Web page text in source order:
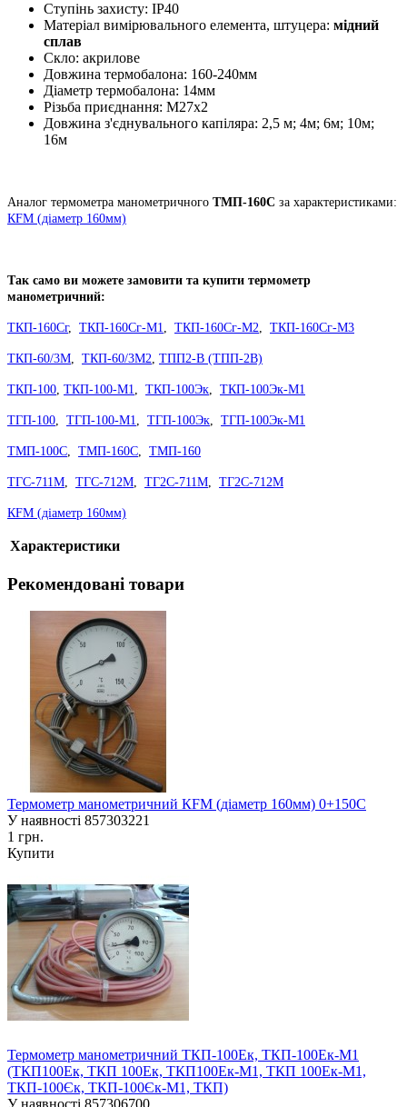
Ступінь захисту: ІР40
Матеріал вимірювального елемента, штуцера: мідний
сплав
Скло: акрилове
Довжина термобалона: 160-240мм
Діаметр термобалона: 14мм
Різьба приєднання: М27х2
Довжина з'єднувального капіляра: 2,5 м; 4м; 6м; 10м;
16м
Аналог термометра манометричного ТМП-160С за характеристиками:
КFM (діаметр 160мм)
Так само ви можете замовити та купити термометр
манометричний:
ТКП-160Сг, ТКП-160Сг-М1 ТКП-160Сг-М2 ТКП-160Сг-М3
ТКП-60/3М ТКП-60/3М2 ТПП2-В (ТПП-2В)
ТКП-100 ТКП-100-М1 ТКП-100Эк ТКП-100Эк-М1
ТГП-100 ТГП-100-М1 ТГП-100Эк ТГП-100Эк-М1
ТМП-100С ТМП-160С ТМП-160
ТГС-711М ТГС-712М ТГ2С-711М ТГ2С-712М
КFM (діаметр 160мм)
Характеристики
Рекомендовані товари
Термометр манометричний КFM (діаметр 160мм) 0+150С
У наявності 857303221
1 грн.
Купити
Термометр манометричний ТКП-100Ек, ТКП-100Ек-М1
(ТКП100Ек, ТКП 100Ек, ТКП100Ек-М1, ТКП 100Ек-М1,
ТКП-100Єк, ТКП-100Єк-М1, ТКП)